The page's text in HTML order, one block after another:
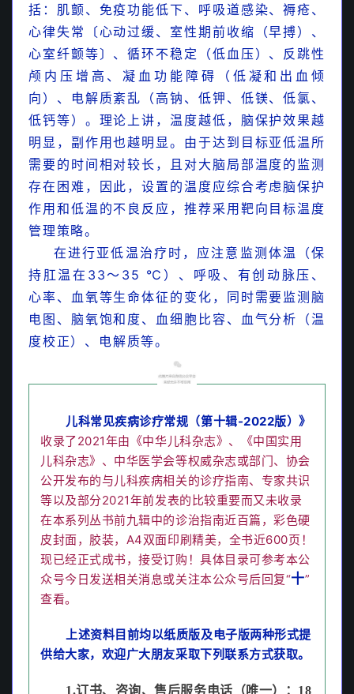
血沉在儿科感染性疾病病原鉴别中的应用
【收藏】PALS课程之儿童呼吸窘迫和呼吸衰竭的
管理指南
【史上最全】儿科常用抗组胺药使用指南
【收藏】儿科常见危重症的评估与识别（1）
PALS课程之心动过速的识别和处理
儿童胸部X线片与CT临床应用（复查）指南
重磅！图表详解2020最新川崎病第六版诊断标
准（附：下载）
括：肌颤、免疫功能低下、呼吸道感染、褥疮、
心律失常〔心动过缓、室性期前收缩（早搏）、
心室纤颤等〕、循环不稳定（低血压）、反跳性
颅内压增高、凝血功能障碍（低凝和出血倾
向）、电解质紊乱（高钠、低钾、低镁、低氯、
低钙等）。理论上讲，温度越低，脑保护效果越
明显，副作用也越明显。由于达到目标亚低温所
需要的时间相对较长，且对大脑局部温度的监测
存在困难，因此，设置的温度应综合考虑脑保护
作用和低温的不良反应，推荐采用靶向目标温度
管理策略。
在进行亚低温治疗时，应注意监测体温（保
持肛温在33～35 ℃）、呼吸、有创动脉压、
心率、血氧等生命体征的变化，同时需要监测脑
电图、脑氧饱和度、血细胞比容、血气分析（温
度校正）、电解质等。
儿科常见疾病诊疗常规（第十辑-2022版）》
收录了2021年由 《中华儿科杂志》、《中国实用
儿科杂志》、中华医学会等权威杂志或部门、协会
公开发布的与儿科疾病相关的诊疗指南、专家共识
等以及部分2021年前发表的比较重要而又未收录
在本系列丛书前九辑中的诊治指南近百篇，彩色硬
皮封面，胶装，A4双面印刷精美，全书近600页！
现已经正式成书，接受订购！具体目录可参考本公
众号今日发送相关消息或关注本公众号后回复“十”
查看。
上述资料目前均以纸质版及电子版两种形式提
供给大家，欢迎广大朋友采取下列联系方式获取。
1.订书、咨询、售后服务电话（唯一）： 18